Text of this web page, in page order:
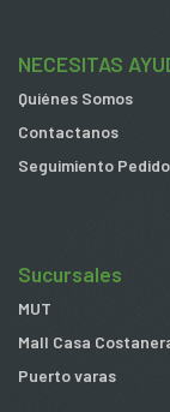
NECESITAS
Quiénes Somos
Contactanos
Seguimiento
Sucursales
MUT
Mall Casa
Puerto varas